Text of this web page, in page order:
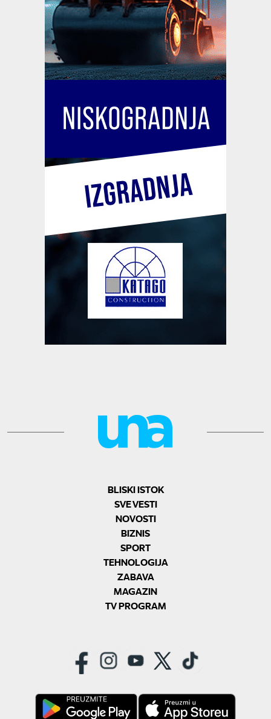
BLISKI ISTOK
SVE VESTI
NOVOSTI
BIZNIS
SPORT
TEHNOLOGIJA
ZABAVA
MAGAZIN
TV PROGRAM